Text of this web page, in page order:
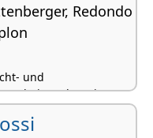
Redondo
und
Arbeitsrecht, Miet- und